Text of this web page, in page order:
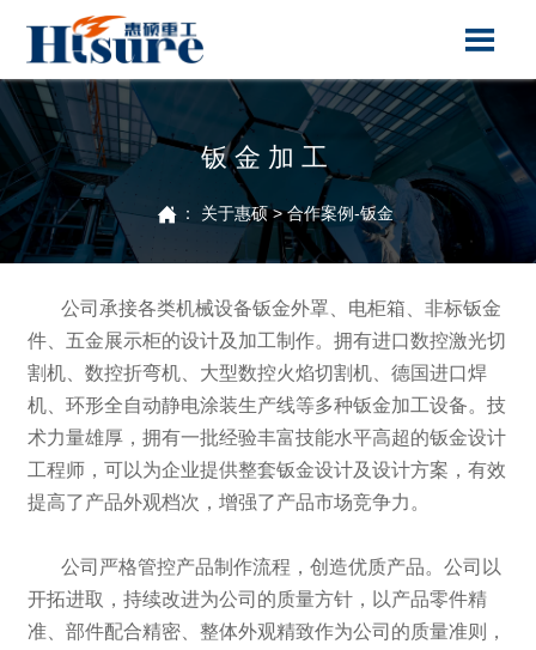

钣金加工
 ： 关于惠硕>合作案例-钣金
公司承接各类机械设备钣金外罩、电柜箱、非标钣金
件、五金展示柜的设计及加工制作。拥有进口数控激光切
割机、数控折弯机、大型数控火焰切割机、德国进口焊
机、环形全自动静电涂装生产线等多种钣金加工设备。技
术力量雄厚，拥有一批经验丰富技能水平高超的钣金设计
工程师，可以为企业提供整套钣金设计及设计方案，有效
提高了产品外观档次，增强了产品市场竞争力。
公司严格管控产品制作流程，创造优质产品。公司以
开拓进取，持续改进为公司的质量方针，以产品零件精
准、部件配合精密、整体外观精致作为公司的质量准则，